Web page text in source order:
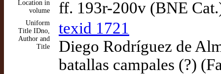
Location in
volume
ff. 193r-200v (BNE
Uniform
Title IDno,
Author and
Title
texid 1721
Diego Rodríguez de
batallas campales (?)